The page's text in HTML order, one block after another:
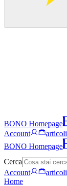
BONO Homepage
Account
BONO Homepage
Cerca
Account
Home